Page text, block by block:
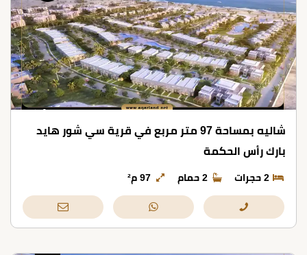
شاليه بمساحة 97 متر مربع في قرية سي شور هايد
بارك رأس الحكمة
2 حجرات 2 حمام 97 م²